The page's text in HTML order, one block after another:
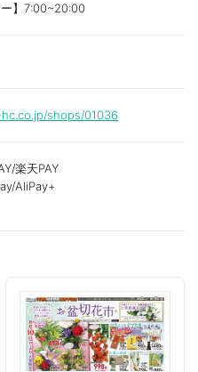
ー】7:00~20:00
shops/01036
楽天PAY
AliPay+